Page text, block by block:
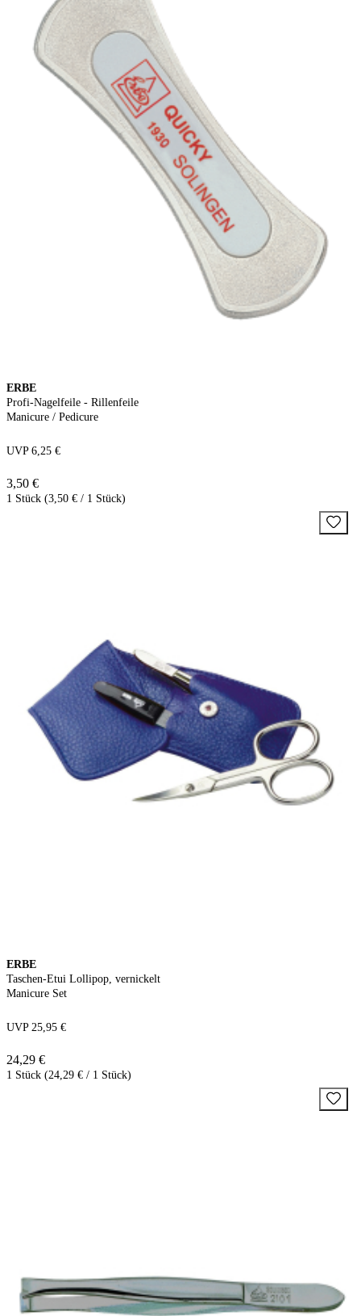
ERBE
Profi-Nagelfeile - Rillenfeile
Manicure / Pedicure
UVP 6,25 €
3,50 €
1 Stück (3,50 € / 1 Stück)
ERBE
Taschen-Etui Lollipop, vernickelt
Manicure Set
UVP 25,95 €
24,29 €
1 Stück (24,29 € / 1 Stück)